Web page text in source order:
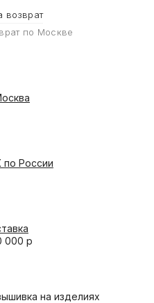
возврат
по Москве
России
000 р
на изделиях